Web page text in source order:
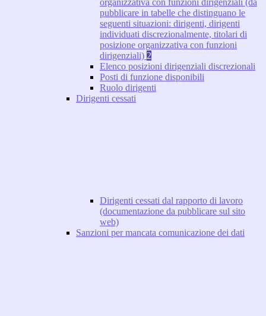
organizzativa con funzioni dirigenziali (da
pubblicare in tabelle che distinguano le
seguenti situazioni: dirigenti, dirigenti
individuati discrezionalmente, titolari di
posizione organizzativa con funzioni
dirigenziali) 2
Elenco posizioni dirigenziali discrezionali
Posti di funzione disponibili
Ruolo dirigenti
Dirigenti cessati
Dirigenti cessati dal rapporto di lavoro
(documentazione da pubblicare sul sito
web)
Sanzioni per mancata comunicazione dei dati